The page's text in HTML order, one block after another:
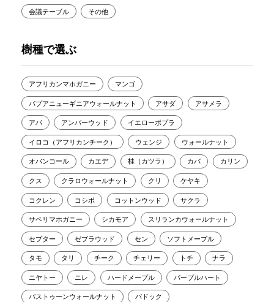
会議テーブル その他
樹種で選ぶ
アフリカンマホガニー マンゴ
パプアニューギニアウォールナット アサダ アサメラ
アパ アンバーウッド イエローポプラ
イロコ（アフリカンチーク） ウェンジ ウォールナット
オバンコール カエデ 桂（カツラ） カバ カリン
クス クラロウォールナット クリ ケヤキ
コクレン コシポ コットンウッド サクラ
サペリマホガニー シカモア スリランカウォールナット
セプター ゼブラウッド セン ソフトメープル
タモ タリ チーク チェリー トチ ナラ
ニヤトー ニレ ハードメープル パープルハート
バストゥーンウォールナット パドック